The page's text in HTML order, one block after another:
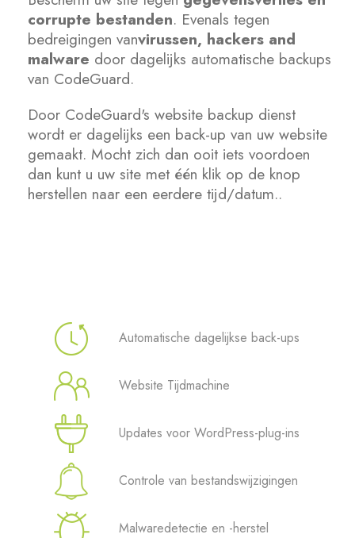
SSL Certificaten
Website Builder
E-mail Beveiliging
Websitebeveiliging
SEO Hulpmiddelen
Site Builder
XOVI NOW
Site & Server Monitoring
VPN
corrupte bestanden. Evenals tegen
bedreigingen vanvirussen, hackers and
malware door dagelijks automatische backups
van CodeGuard.
Door CodeGuard's website backup dienst
wordt er dagelijks een back-up van uw website
gemaakt. Mocht zich dan ooit iets voordoen
dan kunt u uw site met één klik op de knop
herstellen naar een eerdere tijd/datum..
Automatische dagelijkse back-ups
Website Tijdmachine
Updates voor WordPress-plug-ins
Controle van bestandswijzigingen
Malwaredetectie en -herstel